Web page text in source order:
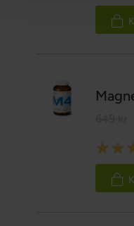
100%
Rating:
100%